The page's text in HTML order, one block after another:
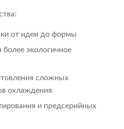
от идеи до формы
экологичное
сложных
охлаждения
и предсерийных